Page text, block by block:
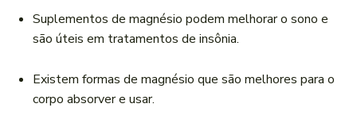
Suplementos de magnésio podem melhorar o sono e
são úteis em tratamentos de insônia.
Existem formas de magnésio que são melhores para o
corpo absorver e usar.